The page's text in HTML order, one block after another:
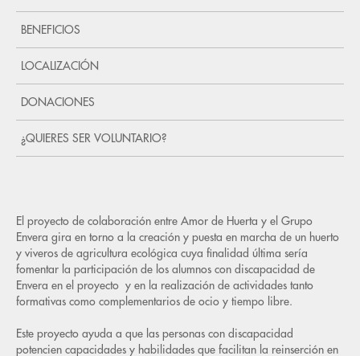
BENEFICIOS
LOCALIZACIÓN
DONACIONES
¿QUIERES SER VOLUNTARIO?
El proyecto de colaboración entre Amor de Huerta y el Grupo
Envera gira en torno a la creación y puesta en marcha de un huerto
y viveros de agricultura ecológica cuya finalidad última sería
fomentar la participación de los alumnos con discapacidad de
Envera en el proyecto y en la realización de actividades tanto
formativas como complementarios de ocio y tiempo libre.
Este proyecto ayuda a que las personas con discapacidad
potencien capacidades y habilidades que facilitan la reinserción en